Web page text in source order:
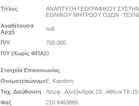
Τίτλος
ΑΝΑΠΤΥΞΗ ΓΕΩΓΡΑΦΙΚΟΥ
ΕΘΝΙΚΟΥ ΜΗΤΡΩΟΥ ΟΔΩΝ -
Αναθέτουσα
Αρχή
null
Π/Υ
700.000
Π/Υ (Χωρίς ΦΠΑ)0
Στοιχεία Επικοινωνίας
ΟνοματεπώνυμοΕ. Κασάπη
Ταχ. Διεύθυνση
Λεωφ.. Αλεξάνδρας 19 , Αθήνα TK
Φαξ
210 6463886